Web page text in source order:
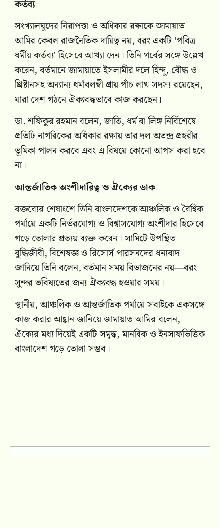
কর্তব্য
সংখ্যালঘুদের নিরাপত্তা ও অধিকার রক্ষাকে জামায়াত
আমির কেবল রাজনৈতিক দায়িত্ব নয়, বরং একটি ‘পবিত্র
ধর্মীয় কর্তব্য’ হিসেবে আখ্যা দেন। তিনি গর্বের সঙ্গে উল্লেখ
করেন, বর্তমানে জামায়াতে ইসলামীর দলে হিন্দু, বৌদ্ধ ও
খ্রিষ্টানসহ অন্যান্য ধর্মাবলম্বী প্রায় পাঁচ লাখ সদস্য রয়েছেন,
যারা দেশ গঠনে ঐক্যবদ্ধভাবে কাজ করছেন।
ডা. শফিকুর রহমান বলেন, জাতি, ধর্ম বা লিঙ্গ নির্বিশেষে
প্রতিটি নাগরিকের অধিকার রক্ষায় তার দল অতন্দ্র প্রহরীর
ভূমিকা পালন করবে এবং এ বিষয়ে কোনো আপস করা হবে
না।
আন্তর্জাতিক অংশীদারিত্ব ও ঐক্যের ডাক
বক্তব্যের শেষাংশে তিনি বাংলাদেশকে আঞ্চলিক ও বৈশ্বিক
পর্যায়ে একটি নির্ভরযোগ্য ও বিশ্বাসযোগ্য অংশীদার হিসেবে
গড়ে তোলার প্রত্যয় ব্যক্ত করেন। সামিটে উপস্থিত
বুদ্ধিজীবী, বিশেষজ্ঞ ও রিসোর্স পারসনদের ধন্যবাদ
জানিয়ে তিনি বলেন, বর্তমান সময় বিভাজনের নয়—বরং
সুন্দর ভবিষ্যতের জন্য ঐক্যবদ্ধ হওয়ার সময়।
স্থানীয়, আঞ্চলিক ও আন্তর্জাতিক পর্যায়ে সবাইকে একসঙ্গে
কাজ করার আহ্বান জানিয়ে জামায়াত আমির বলেন,
ঐক্যের মধ্য দিয়েই একটি সমৃদ্ধ, মানবিক ও ইনসাফভিত্তিক
বাংলাদেশ গড়ে তোলা সম্ভব।